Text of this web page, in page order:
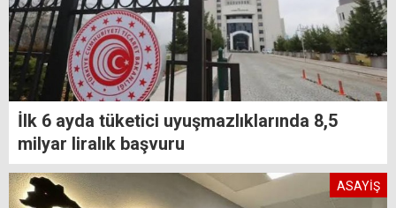
İlk 6 ayda tüketici uyuşmazlıklarında 8,5
milyar liralık başvuru
ASAYİŞ